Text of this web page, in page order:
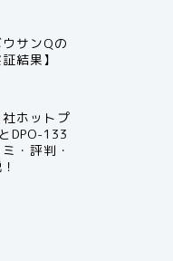
サンQの
結果】
ホットプ
DPO-133
・評判・